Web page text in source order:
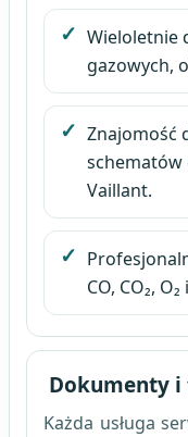
Wieloletnie
gazowych,
Znajomość
schematów
Vaillant.
CO, CO₂,
Dokumenty i
Każda usługa